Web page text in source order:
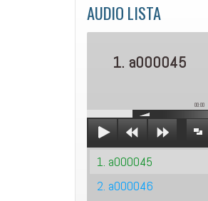
AUDIO LISTA
1. a000045
00:00
1. a000045
2. a000046